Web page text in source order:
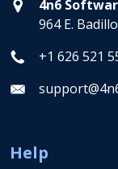
4n6
964 E.
+1 626 521
Help